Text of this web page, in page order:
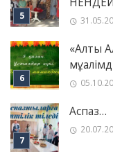
«Алты
Аспаз…